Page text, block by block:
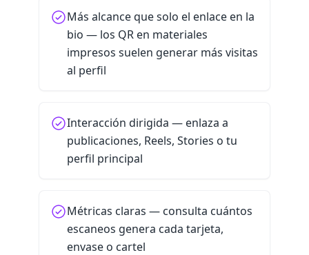
Más alcance que solo el enlace en la
bio — los QR en materiales
impresos suelen generar más visitas
al perfil
Interacción dirigida — enlaza a
publicaciones, Reels, Stories o tu
perfil principal
Métricas claras — consulta cuántos
escaneos genera cada tarjeta,
envase o cartel